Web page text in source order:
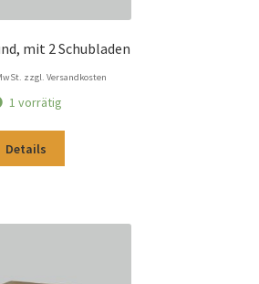
mit 2 Schubladen
zzgl. Versandkosten
1 vorrätig
Details